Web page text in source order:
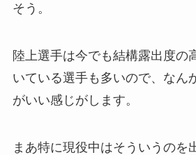
そう。
陸上選手は今でも結構露出度の
いている選手も多いので、なん
がいい感じがします。
まあ特に現役中はそういうのを